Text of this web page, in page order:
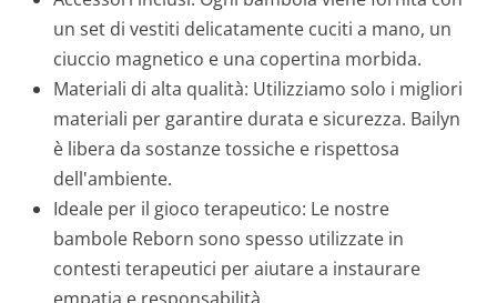
un set di vestiti delicatamente cuciti a mano, un
ciuccio magnetico e una copertina morbida.
Materiali di alta qualità: Utilizziamo solo i migliori
materiali per garantire durata e sicurezza. Bailyn
è libera da sostanze tossiche e rispettosa
dell'ambiente.
Ideale per il gioco terapeutico: Le nostre
bambole Reborn sono spesso utilizzate in
contesti terapeutici per aiutare a instaurare